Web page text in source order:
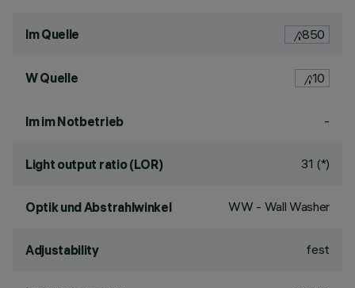
lm Quelle 850
W Quelle 10
lm im Notbetrieb -
Light output ratio (LOR) 31 (*)
Optik und Abstrahlwinkel WW - Wall Washer
Adjustability fest